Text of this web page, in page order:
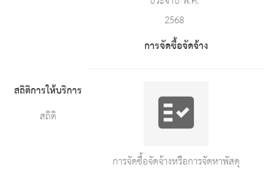
2568
สถิติการให้บริการ
สถิติ
การจัดซื้อจัดจ้าง
การจัดซื้อจัดจ้างหรือการจัดหาพัสดุ